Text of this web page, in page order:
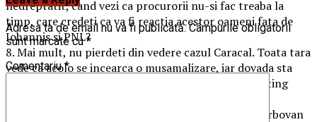
nedreptatit, cand vezi ca procurorii nu-si fac treaba la
timp, care credeti ca va fi reactia acestor oameni fata de
Iohannis si PNL?
8. Mai mult, nu pierdeti din vedere cazul Caracal. Toata tara
vede ca acolo se incearca o musamalizare, iar dovada sta
faptul ca emisiunile ce discuta despre Caracal au rating
9. Singurii care au inteles pericolul numirii Danei Girbovan
Adresa ta de email nu va fi publicată. Câmpurile obligatorii
sunt marcate cu*
Comentariu*